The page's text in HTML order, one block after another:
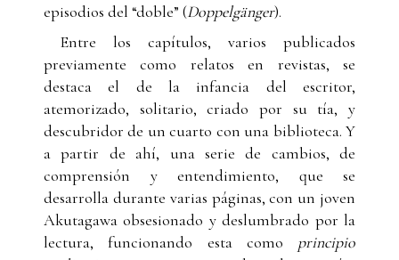
episodios del “doble” (Doppelgänger).
Entre los capítulos, varios publicados
previamente como relatos en revistas, se
destaca el de la infancia del escritor,
atemorizado, solitario, criado por su tía, y
descubridor de un cuarto con una biblioteca. Y
a partir de ahí, una serie de cambios, de
comprensión y entendimiento, que se
desarrolla durante varias páginas, con un joven
Akutagawa obsesionado y deslumbrado por la
lectura, funcionando esta como principio